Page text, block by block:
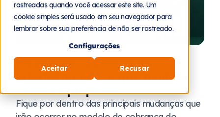
rastreadas quando você acessar este site. Um
cookie simples será usado em seu navegador para
lembrar sobre sua preferência de não ser rastreado.
Configurações
Aceitar Recusar
4 de agosto de 2026
Modelo de cobrança do
WhatsApp API: o que muda e
como se preparar?
Fique por dentro das principais mudanças que